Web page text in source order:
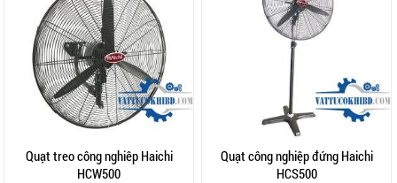
Quạt treo công nghiêp Haichi
HCW500
Quạt công nghiệp đứng Haichi
HCS500